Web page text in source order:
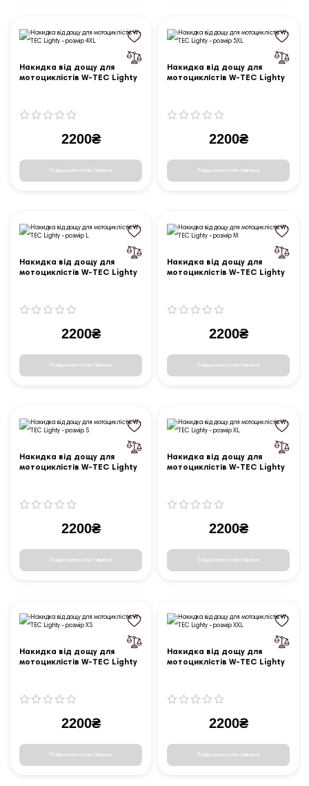
Накидка від дощу для
мотоциклістів W-TEC Lighty
2200₴
Повідомити коли з'явиться
Накидка від дощу для
мотоциклістів W-TEC Lighty
2200₴
Повідомити коли з'явиться
Накидка від дощу для
мотоциклістів W-TEC Lighty
2200₴
Повідомити коли з'явиться
Накидка від дощу для
мотоциклістів W-TEC Lighty
2200₴
Повідомити коли з'явиться
Накидка від дощу для
мотоциклістів W-TEC Lighty
2200₴
Повідомити коли з'явиться
Накидка від дощу для
мотоциклістів W-TEC Lighty
2200₴
Повідомити коли з'явиться
Накидка від дощу для
мотоциклістів W-TEC Lighty
2200₴
Повідомити коли з'явиться
Накидка від дощу для
мотоциклістів W-TEC Lighty
2200₴
Повідомити коли з'явиться